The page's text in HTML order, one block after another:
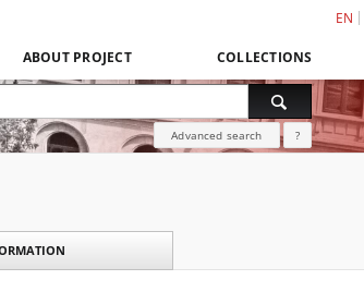
EN
ABOUT PROJECT COLLECTIONS
Advanced search ?